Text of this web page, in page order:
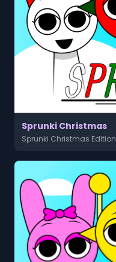
Sprunki Christmas
Sprunki Christmas Edition